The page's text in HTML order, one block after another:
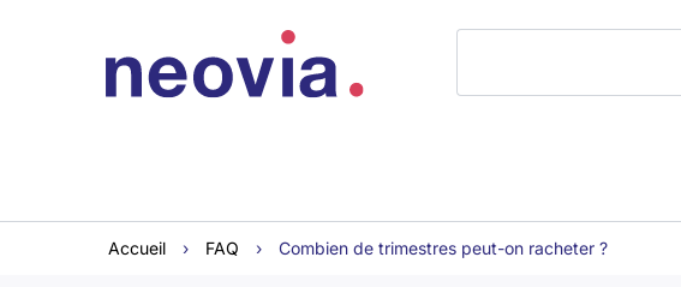
Accueil › FAQ › Combien de trimestres peut-on racheter ?